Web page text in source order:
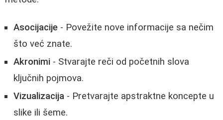
Asocijacije - Povežite nove informacije sa nečim
što već znate.
Akronimi - Stvarajte reči od početnih slova
ključnih pojmova.
Vizualizacija - Pretvarajte apstraktne koncepte u
slike ili šeme.